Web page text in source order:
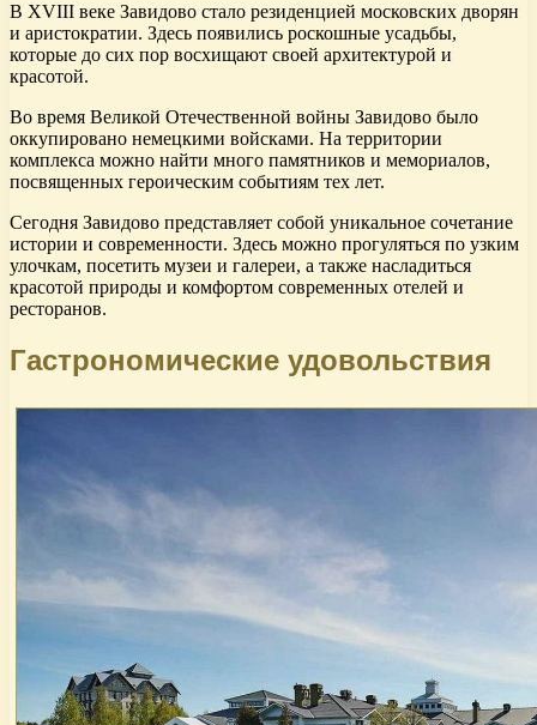
В XVIII веке Завидово стало резиденцией московских дворян
и аристократии. Здесь появились роскошные усадьбы,
которые до сих пор восхищают своей архитектурой и
красотой.
Во время Великой Отечественной войны Завидово было
оккупировано немецкими войсками. На территории
комплекса можно найти много памятников и мемориалов,
посвященных героическим событиям тех лет.
Сегодня Завидово представляет собой уникальное сочетание
истории и современности. Здесь можно прогуляться по узким
улочкам, посетить музеи и галереи, а также насладиться
красотой природы и комфортом современных отелей и
ресторанов.
Гастрономические удовольствия